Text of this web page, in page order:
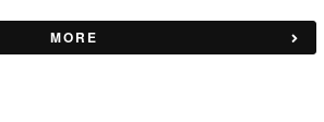
MORE